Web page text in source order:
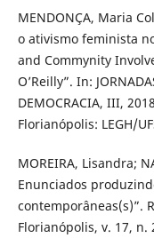
MENDONÇA, Maria
o ativismo feminista
and Commynity
O’Reilly”. In:
DEMOCRACIA, III,
Florianópolis: LEGH/
MOREIRA, Lisandra;
Enunciados
contemporâneas(s)”.
Florianópolis, v. 17, n.